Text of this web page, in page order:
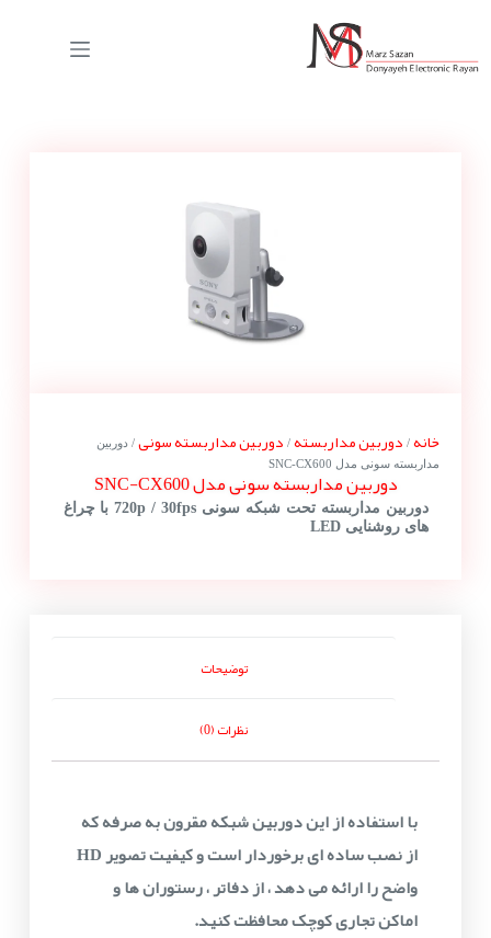
خانه/ دوربین مداربسته/ دوربین مداربسته سونی/ دوربین
مداربسته سونی مدل SNC-CX600
دوربین مداربسته سونی مدل SNC-CX600
دوربین مداربسته تحت شبکه سونی 720p / 30fps با چراغ
های روشنایی LED
توضیحات
نظرات (0)
با استفاده از این دوربین شبکه مقرون به صرفه که
از نصب ساده ای برخوردار است و کیفیت تصویر HD
واضح را ارائه می دهد ، از دفاتر ، رستوران ها و
اماکن تجاری کوچک محافظت کنید.